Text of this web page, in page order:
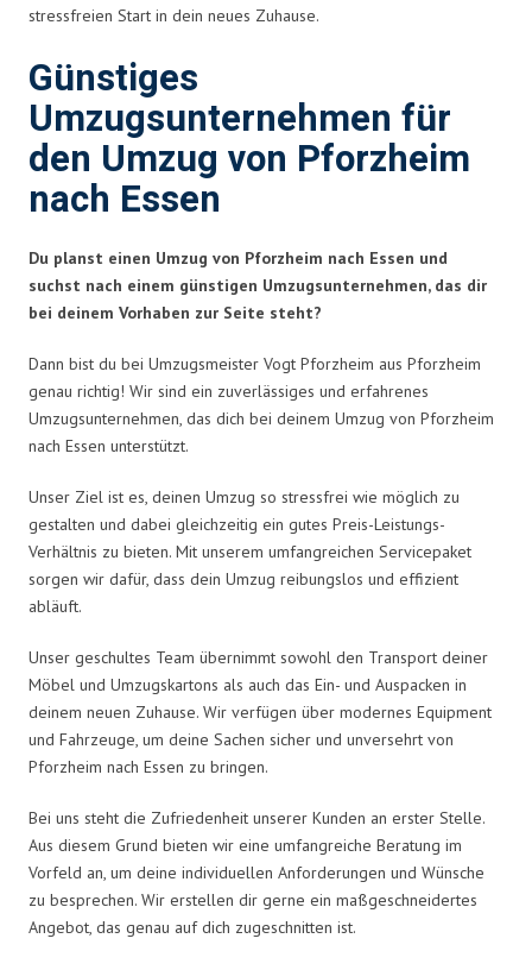
stressfreien Start in dein neues Zuhause.
Günstiges
Umzugsunternehmen für
den Umzug von Pforzheim
nach Essen
Du planst einen Umzug von Pforzheim nach Essen und
suchst nach einem günstigen Umzugsunternehmen, das dir
bei deinem Vorhaben zur Seite steht?
Dann bist du bei Umzugsmeister Vogt Pforzheim aus Pforzheim
genau richtig! Wir sind ein zuverlässiges und erfahrenes
Umzugsunternehmen, das dich bei deinem Umzug von Pforzheim
nach Essen unterstützt.
Unser Ziel ist es, deinen Umzug so stressfrei wie möglich zu
gestalten und dabei gleichzeitig ein gutes Preis-Leistungs-
Verhältnis zu bieten. Mit unserem umfangreichen Servicepaket
sorgen wir dafür, dass dein Umzug reibungslos und effizient
abläuft.
Unser geschultes Team übernimmt sowohl den Transport deiner
Möbel und Umzugskartons als auch das Ein- und Auspacken in
deinem neuen Zuhause. Wir verfügen über modernes Equipment
und Fahrzeuge, um deine Sachen sicher und unversehrt von
Pforzheim nach Essen zu bringen.
Bei uns steht die Zufriedenheit unserer Kunden an erster Stelle.
Aus diesem Grund bieten wir eine umfangreiche Beratung im
Vorfeld an, um deine individuellen Anforderungen und Wünsche
zu besprechen. Wir erstellen dir gerne ein maßgeschneidertes
Angebot, das genau auf dich zugeschnitten ist.